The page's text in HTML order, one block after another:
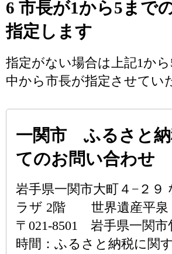
6 市長が1から5まで
指定します
指定がない場合は上記1か
中から市長が指定させてい
一関市 ふるさと
てのお問い合わせ
岩手県一関市大町４−２９
ラザ 2階 世界遺産平泉
〒021-8501 岩手県一関市
時間：ふるさと納税に関